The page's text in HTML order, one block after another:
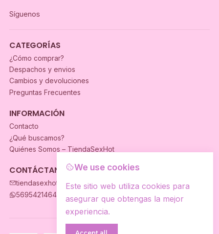
Síguenos
CATEGORÍAS
¿Cómo comprar?
Despachos y envios
Cambios y devoluciones
Preguntas Frecuentes
INFORMACIÓN
Contacto
¿Qué buscamos?
Quiénes Somos – TiendaSexHot
CONTÁCTANOS
tiendasexhot@gmail.com
56954214649
We use cookies
Este sitio web utiliza cookies para
asegurar que obtengas la mejor
experiencia.